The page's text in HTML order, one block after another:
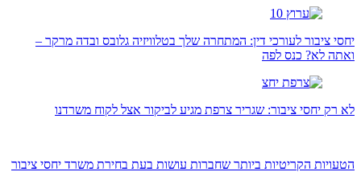
יחסי ציבור לעורכי דין: המתחרה שלך בטלוויזיה גלובס ובדה מרקר –
ואתה לא? כנס לפה
לא רק יחסי ציבור: שגריר צרפת מגיע לביקור אצל לקוח משרדנו
הטעויות הקריטיות ביותר שחברות עושות בעת בחירת משרד יחסי ציבור